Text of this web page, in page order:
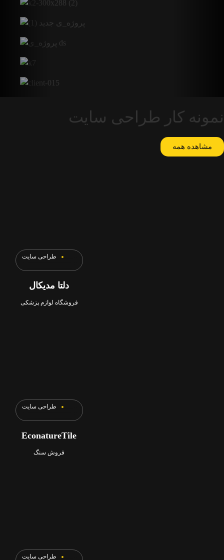
نمونه کار طراحی سایت
مشاهده همه
طراحی سایت
دلتا مدیکال
فروشگاه لوازم پزشکی
طراحی سایت
EconatureTile
فروش سنگ
طراحی سایت